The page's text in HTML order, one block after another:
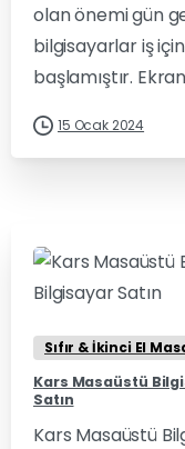
olan önemi gün
bilgisayarlar iş
başlamıştır.
15 Ocak 2024
Sıfır & İkinci El
Kars Masaüstü
Satın
Kars Masaüstü